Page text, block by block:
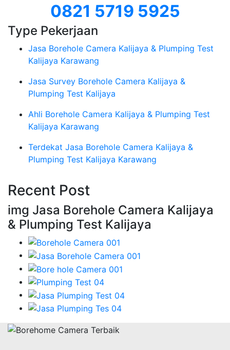
0821 5719 5925
Type Pekerjaan
Jasa Borehole Camera Kalijaya & Plumping Test
Kalijaya Karawang
Jasa Survey Borehole Camera Kalijaya &
Plumping Test Kalijaya
Ahli Borehole Camera Kalijaya & Plumping Test
Kalijaya Karawang
Terdekat Jasa Borehole Camera Kalijaya &
Plumping Test Kalijaya Karawang
Recent Post
img Jasa Borehole Camera Kalijaya
& Plumping Test Kalijaya